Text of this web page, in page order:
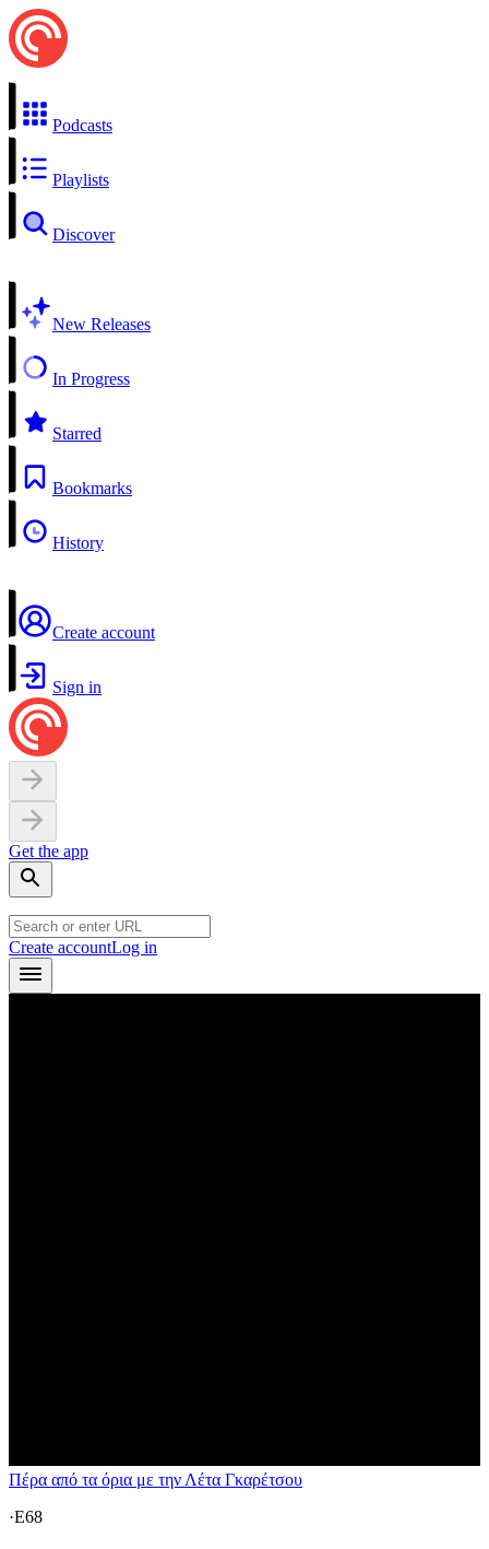
Podcasts
Playlists
Discover
New Releases
In Progress
Starred
Bookmarks
History
Create account
Sign in
Get the app
Create accountLog in
Πέρα από τα όρια με την Λέτα Γκαρέτσου
·E68